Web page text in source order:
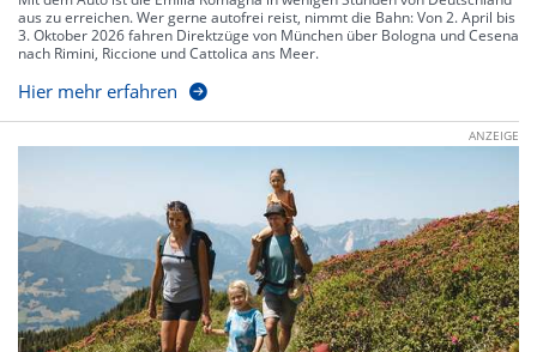
aus zu erreichen. Wer gerne autofrei reist, nimmt die Bahn: Von 2. April bis
3. Oktober 2026 fahren Direktzüge von München über Bologna und Cesena
nach Rimini, Riccione und Cattolica ans Meer.
Hier mehr erfahren
ANZEIGE